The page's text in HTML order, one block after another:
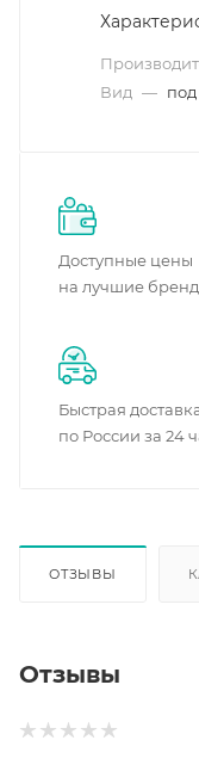
Вид —
Доступные цены
на лучшие
Быстрая
по России за 24
ОТЗЫВЫ
Отзывы